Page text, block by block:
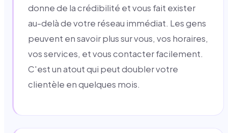
donne de la crédibilité et vous fait exister
au-delà de votre réseau immédiat. Les gens
peuvent en savoir plus sur vous, vos horaires,
vos services, et vous contacter facilement.
C'est un atout qui peut doubler votre
clientèle en quelques mois.